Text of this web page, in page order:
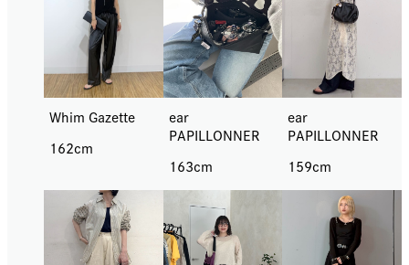
Whim Gazette
162cm
ear
PAPILLONNER
163cm
ear
PAPILLONNER
159cm